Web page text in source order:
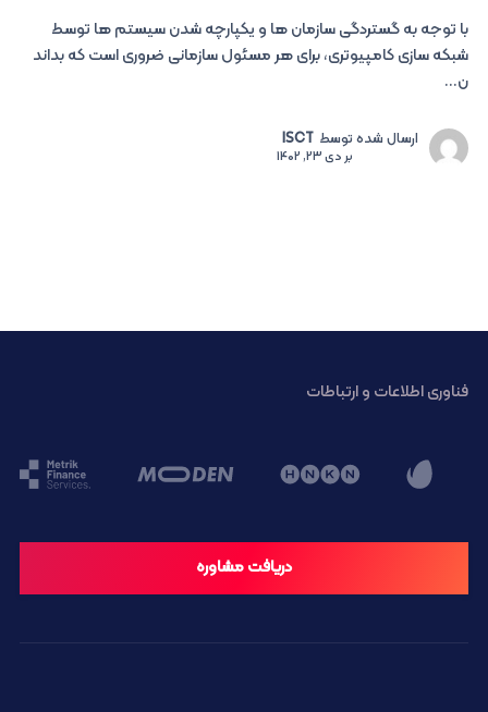
با توجه به گستردگی سازمان ها و یکپارچه شدن سیستم ها توسط
شبکه سازی کامپیوتری، برای هر مسئول سازمانی ضروری است که بداند
ن...
ارسال شده توسط ISCT
بردی 23, 1402
فناوری اطلاعات و ارتباطات
دریافت مشاوره